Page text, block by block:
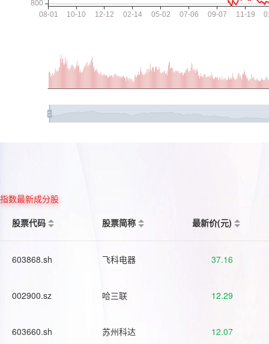
指数最新成分股
股票代码
股票简称 最新价(元)
603868.sh 飞科电器 37.16
002900.sz 哈三联 12.29
603660.sh 苏州科达 12.07